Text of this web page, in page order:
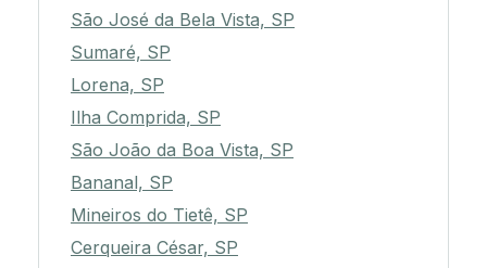
São José da Bela Vista, SP
Sumaré, SP
Lorena, SP
Ilha Comprida, SP
São João da Boa Vista, SP
Bananal, SP
Mineiros do Tietê, SP
Cerqueira César, SP